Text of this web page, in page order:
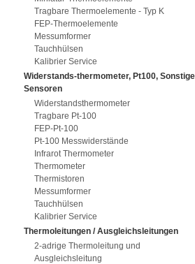
Tragbare Thermoelemente - Typ K
FEP-Thermoelemente
Messumformer
Tauchhülsen
Kalibrier Service
Widerstands-thermometer, Pt100, Sonstige
Sensoren
Widerstandsthermometer
Tragbare Pt-100
FEP-Pt-100
Pt-100 Messwiderstände
Infrarot Thermometer
Thermometer
Thermistoren
Messumformer
Tauchhülsen
Kalibrier Service
Thermoleitungen / Ausgleichsleitungen
2-adrige Thermoleitung und
Ausgleichsleitung